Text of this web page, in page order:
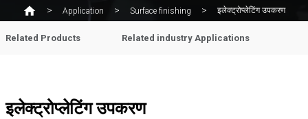
Application Surface finishing इलेक्ट्रोप्लेटिंग उपकरण
Related Products Related industry Applications
इलेक्ट्रोप्लेटिंग उपकरण